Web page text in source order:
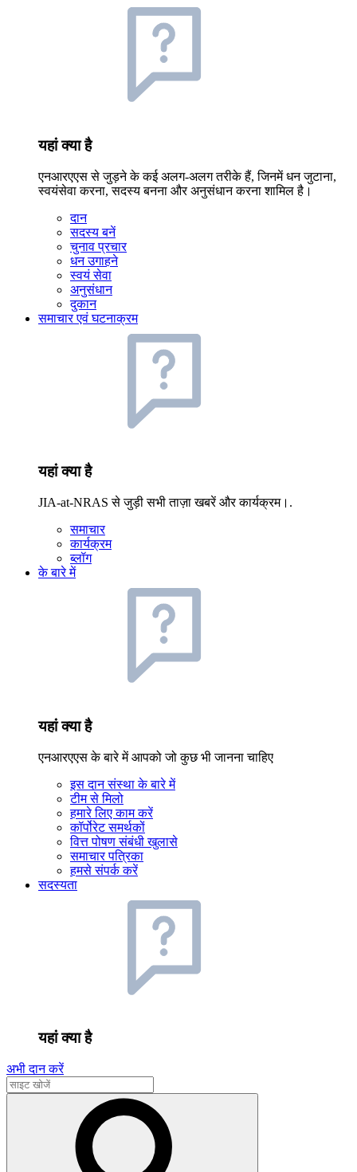
यहां क्या है
एनआरएएस से जुड़ने के कई अलग-अलग तरीके हैं, जिनमें धन जुटाना,
स्वयंसेवा करना, सदस्य बनना और अनुसंधान करना शामिल है।
दान
सदस्य बनें
चुनाव प्रचार
धन उगाहने
स्वयं सेवा
अनुसंधान
दुकान
समाचार एवं घटनाक्रम
यहां क्या है
JIA-at-NRAS से जुड़ी सभी ताज़ा खबरें और कार्यक्रम।.
समाचार
कार्यक्रम
ब्लॉग
के बारे में
यहां क्या है
एनआरएएस के बारे में आपको जो कुछ भी जानना चाहिए
इस दान संस्था के बारे में
टीम से मिलो
हमारे लिए काम करें
कॉर्पोरेट समर्थकों
वित्त पोषण संबंधी खुलासे
समाचार पत्रिका
हमसे संपर्क करें
सदस्यता
यहां क्या है
अभी दान करें